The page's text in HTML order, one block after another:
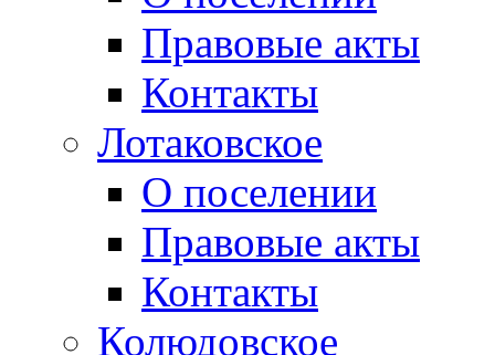
Правовые акты
Контакты
Лотаковское
О поселении
Правовые акты
Контакты
Колюдовское